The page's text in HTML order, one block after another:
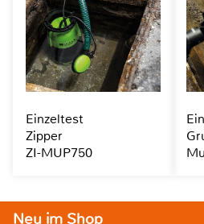
Neu im Shop
Einzeltest
Zipper
ZI-MUP750